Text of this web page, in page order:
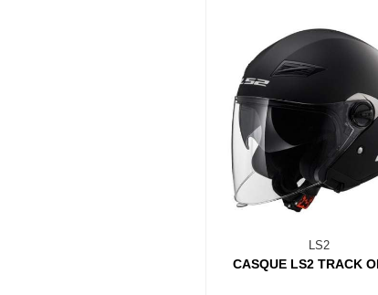
LS2
CASQUE LS2 TRACK